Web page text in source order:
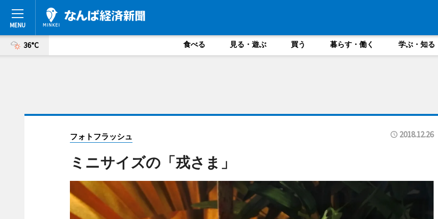
36°C 食べる 見る・遊ぶ 買う 暮らす・働く 学ぶ・知る
フォトフラッシュ 2018.12.26
ミニサイズの「戎さま」